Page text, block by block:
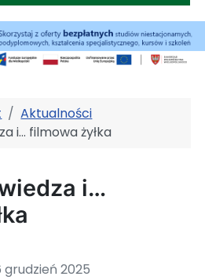
Aktualności
i… filmowa żyłka
i…
grudzień 2025